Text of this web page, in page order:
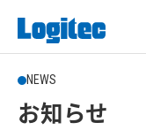
NEWS
お知らせ